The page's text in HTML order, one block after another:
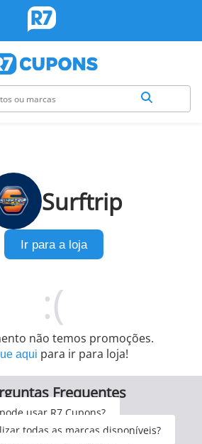
Surftrip
Ir para a loja
não temos promoções.
aqui para ir para loja!
Frequentes
usar R7 Cupons?
todas as marcas disponíveis?